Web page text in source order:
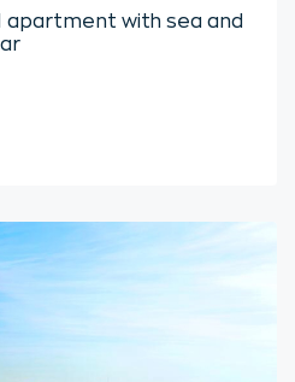
apartment with sea and